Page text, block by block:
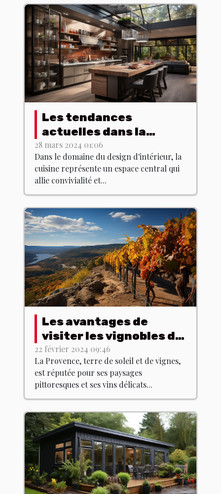
Les tendances
actuelles dans la
conception de cuisines
modernes : Comment
allier fonctionnalité et
28 mars 2024 01:06
Dans le domaine du design d'intérieur, la
cuisine représente un espace central qui
allie convivialité et...
Les avantages de
visiter les vignobles de
Provence hors saison
22 février 2024 09:46
La Provence, terre de soleil et de vignes,
est réputée pour ses paysages
pittoresques et ses vins délicats...